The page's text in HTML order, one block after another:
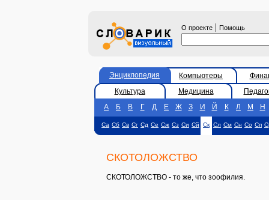
О проекте | Помощь
Энциклопедия Компьютеры
Культура
Медицина
А
Б В Г Д Е Ж З И Й К Л М Н
Са Сб Св Сг Сд Се Сж Сз Си Сй Ск Сл См Сн Со Сп
СКОТОЛОЖСТВО
СКОТОЛОЖСТВО - то же, что зоофилия.